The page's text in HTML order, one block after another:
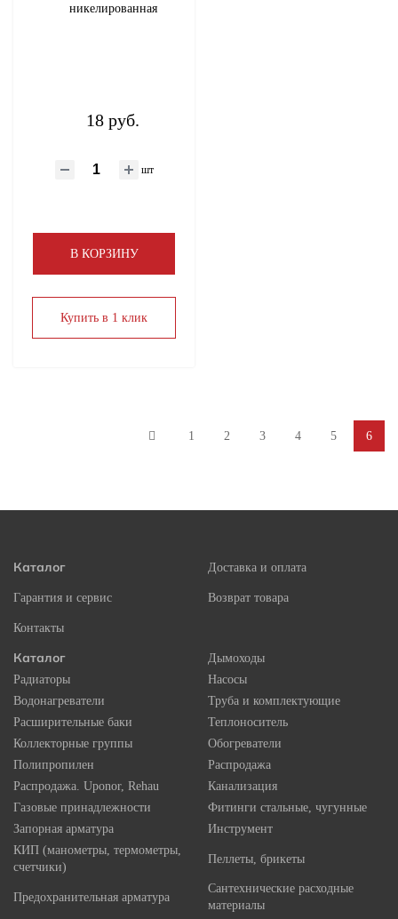
никелированная
18 руб.
шт
В КОРЗИНУ
Купить в 1 клик
1 2 3 4 5 6
Каталог Доставка и оплата
Гарантия и сервис Возврат товара
Контакты
Каталог
Дымоходы
Радиаторы
Насосы
Водонагреватели
Труба и комплектующие
Расширительные баки
Теплоноситель
Коллекторные группы
Обогреватели
Полипропилен
Распродажа
Распродажа. Uponor, Rehau
Канализация
Газовые принадлежности
Фитинги стальные, чугунные
Запорная арматура
Инструмент
КИП (манометры, термометры,
счетчики)
Пеллеты, брикеты
Предохранительная арматура
Сантехнические расходные
материалы